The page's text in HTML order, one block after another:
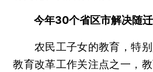
今年30个省区市解决随
农民工子女的教育，特别
教育改革工作关注点之一，